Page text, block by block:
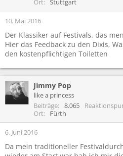
Ort
Stuttgart
10. Mai 2016
Der Klassiker auf Festivals, das
Hier das Feedback zu den Dixis,
den kostenpflichtigen Toiletten
Jimmy Pop
like a princess
Beiträge
8.065
Ort
Fürth
6. Juni 2016
Da mein traditioneller